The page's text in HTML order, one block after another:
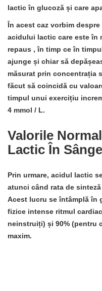
lactic în glucoză și care
În acest caz vorbim despre
acidului lactic care este în
repaus , în timp ce în
ajunge și chiar să
măsurat prin concentrația
făcut să coincidă cu
timpul unui exercițiu
4 mmol / L.
Valorile
Lactic În Sânge
Prin urmare, acidul lactic
atunci când rata de
Acest lucru se întâmplă în
fizice intense ritmul
neinstruiți) și 90% (pentru
maxim.